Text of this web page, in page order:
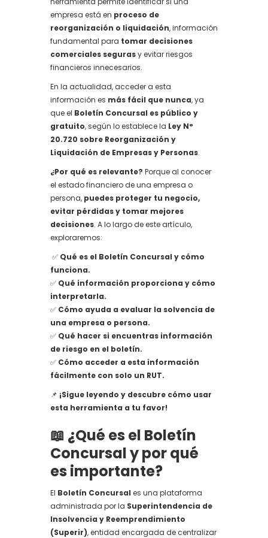
empresa está en proceso de
reorganización o liquidación, información
fundamental para tomar decisiones
comerciales segurasy evitar riesgos
financieros innecesarios.
En la actualidad, acceder a esta
información es más fácil que nunca, ya
que el Boletín Concursal es público y
gratuito, según lo establece la Ley N°
20.720 sobre Reorganización y
Liquidación de Empresas y Personas.
¿Por qué es relevante? Porque al conocer
el estado financiero de una empresa o
persona, puedes proteger tu negocio,
evitar pérdidas y tomar mejores
decisiones. A lo largo de este artículo,
exploraremos:
✅ Qué es el Boletín Concursal y cómo
funciona.
✅ Qué información proporciona y cómo
interpretarla.
✅ Cómo ayuda a evaluar la solvencia de
una empresa o persona.
✅ Qué hacer si encuentras información
de riesgo en el boletín.
✅ Cómo acceder a esta información
fácilmente con solo un RUT.
📌 ¡Sigue leyendo y descubre cómo usar
esta herramienta a tu favor!
📖 ¿Qué es el Boletín
Concursal y por qué
es importante?
El Boletín Concursal es una plataforma
administrada por la Superintendencia de
Insolvencia y Reemprendimiento
(Superir), entidad encargada de centralizar